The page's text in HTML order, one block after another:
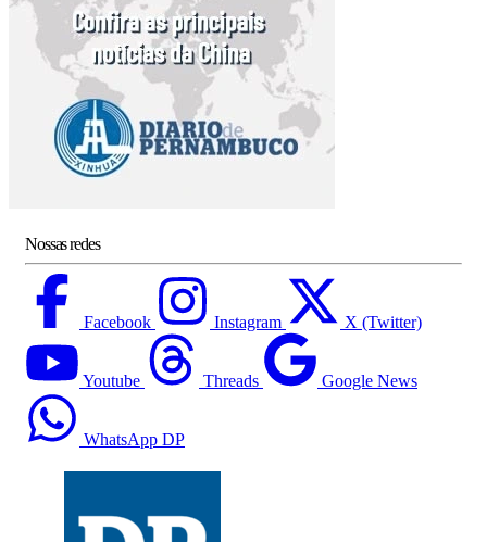
Nossas redes
Facebook Instagram X (Twitter)
Youtube Threads Google News
WhatsApp DP